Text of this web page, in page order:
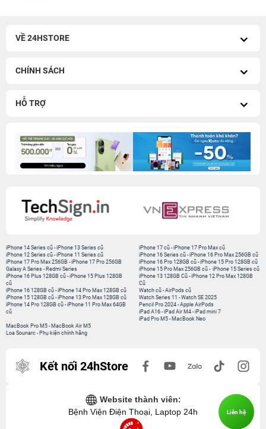
VỀ 24HSTORE
CHÍNH SÁCH
HỖ TRỢ
iPhone 14 Series cũ -iPhone 13 Series cũ
iPhone 12 Series cũ -iPhone 11 Series cũ
iPhone 17 Pro Max 256GB -iPhone 17 Pro 256GB
Galaxy A Series - Redmi Series
iPhone 17 cũ -iPhone 17 Pro Max cũ
iPhone 16 Series cũ - iPhone 16 Pro Max 256GB cũ
iPhone 16 Pro 128GB cũ -iPhone 15 Pro 128GB cũ
iPhone 15 Pro Max 256GB cũ - iPhone 15 Series cũ
iPhone 16 Plus 128GB cũ -iPhone 15 Plus 128GB
cũ
iPhone 16 128GB cũ -iPhone 14 Pro Max 128GB cũ
iPhone 15 128GB cũ -iPhone 13 Pro Max 128GB cũ
iPhone 14 Pro 128GB cũ -iPhone 11 Pro Max 64GB
cũ
iPhone 13 128GB Cũ -iPhone 12 Pro Max 128GB
Cũ
Watch cũ -AirPods cũ
Watch Series 11 -Watch SE 2025
Pencil Pro 2024 -Apple AirPods
iPad A16 -iPad Air M4 -iPad mini 7
iPad Pro M5 - MacBook Neo
MacBook Pro M5 - MacBook Air M5
Loa Sounarc - Phụ kiện chính hãng
Kết nối 24hStore
Website thành viên:
Bệnh Viện Điện Thoại, Laptop 24h
Liên hệ